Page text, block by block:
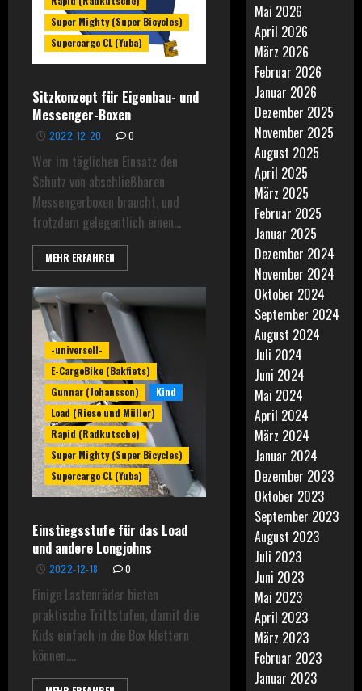
Super Mighty (Super Bicycles)
Supercargo CL (Yuba)
Sitzkonzept für Eigenbau- und
Messenger-Boxen
2022-12-20 0
Wer im täglichen Einsatz den
Schutz von abschließbaren
Messengerboxen braucht, und
trotzdem gelegentlich einen...
MEHR ERFAHREN
-universell-
E-CargoBike (Bakfiets)
Gunnar (Johansson)
Kind
Load (Riese und Müller)
Rapid (Radkutsche)
Super Mighty (Super Bicycles)
Supercargo CL (Yuba)
Einstiegsstufe für das Load
und andere Longjohns
2022-12-18 0
Einige Lastenräder bieten
praktische Trittstufen, damit die
Kids einfach in die Box klettern
können....
Mai 2026
April 2026
März 2026
Februar 2026
Januar 2026
Dezember 2025
November 2025
August 2025
April 2025
März 2025
Februar 2025
Januar 2025
Dezember 2024
November 2024
Oktober 2024
September 2024
August 2024
Juli 2024
Juni 2024
Mai 2024
April 2024
März 2024
Januar 2024
Dezember 2023
Oktober 2023
September 2023
August 2023
Juli 2023
Juni 2023
Mai 2023
April 2023
März 2023
Februar 2023
Januar 2023